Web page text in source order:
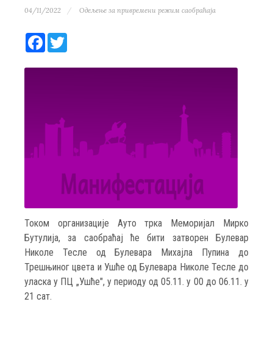
04/11/2022 Одељење за привремени режим саобраћаја
Facebook
Током организације Ауто трка Меморијал Мирко
Бутулија, за саобраћај ће бити затворен Булевар
Николе Тесле од Булевара Михајла Пупина до
Трешњиног цвета и Ушће од Булевара Николе Тесле до
уласка у ПЦ „Ушће", у периоду од 05.11. у 00 до 06.11. у
21 сат.